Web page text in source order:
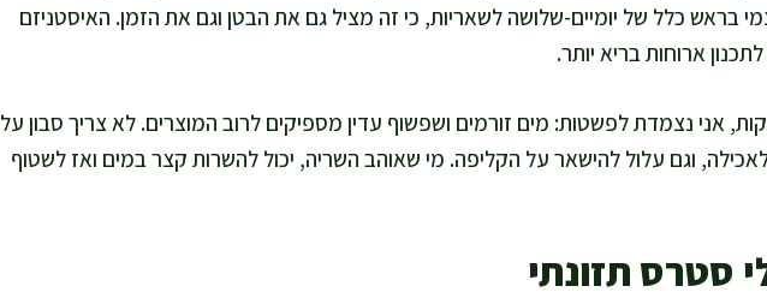
בראש כלל של יומיים-שלושה לשאריות, כי זה מציל גם את הבטן וגם את הזמן. האיסטניזם
ארוחות בריא יותר.
אני נצמדת לפשטות: מים זורמים ושפשוף עדין מספיקים לרוב המוצרים. לא צריך סבון על
וגם עלול להישאר על הקליפה. מי שאוהב השריה, יכול להשרות קצר במים ואז לשטוף
סטרס תזונתי